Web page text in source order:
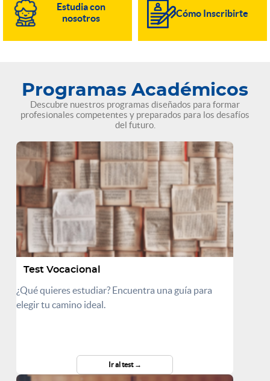
Estudia con
nosotros
Cómo Inscribirte
Programas Académicos
Descubre nuestros programas diseñados para formar
profesionales competentes y preparados para los desafíos
del futuro.
Test Vocacional
¿Qué quieres estudiar? Encuentra una guía para
elegir tu camino ideal.
Ir al test